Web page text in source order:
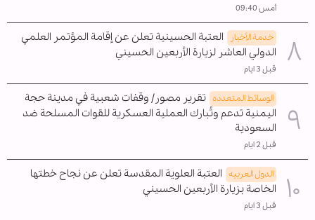
أمس 09:40
خدمة الأخبار
العتبة الحسينية تعلن عن إقامة المؤتمر العلمي
الدولي العاشر لزيارة الأربعين الحسيني
قبل 3 ايام
الوسائط المتعدده تقرير مصور/ وقفات شعبية في مدينة حجة
اليمنية تدعم وتُبارك العملية العسكرية للقوات المسلحة ضد
السعودية
قبل 2 ايام
الدول العربیه العتبة العلوية المقدسة تعلن عن نجاح خطتها
الخاصة بزيارة الأربعين الحسيني
قبل 3 ايام